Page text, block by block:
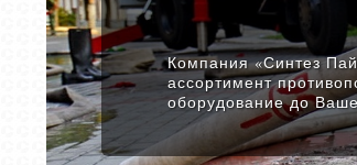
Компания «Синтез
ассортимент
оборудование до